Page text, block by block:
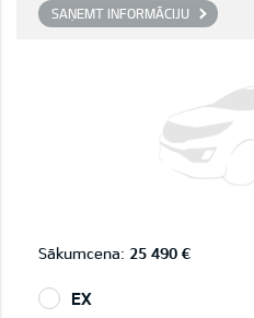
SAŅEMT INFORMĀCIJU
Sākumcena: 25 490 €
EX